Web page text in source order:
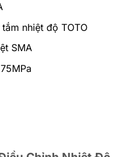
nhiệt độ TOTO
SMA